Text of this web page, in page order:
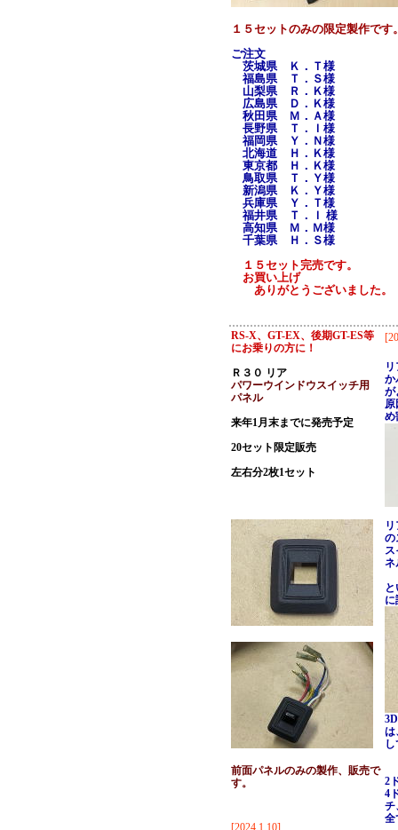
１５セットのみの限定製作です
ご注文
茨城県 Ｋ．Ｔ様
福島県 Ｔ．Ｓ様
山梨県 Ｒ．Ｋ様
広島県 Ｄ．Ｋ様
秋田県 Ｍ．Ａ様
長野県 Ｔ．Ｉ様
福岡県 Ｙ．Ｎ様
北海道 Ｈ．Ｋ様
東京都 Ｈ．Ｋ様
鳥取県 Ｔ．Ｙ様
新潟県 Ｋ．Ｙ様
兵庫県 Ｙ．Ｔ様
福井県 Ｔ．Ｉ 様
高知県 Ｍ．Ｍ様
千葉県 Ｈ．Ｓ様
１５セット完売です。
お買い上げ
ありがとうございました。
RS-X、GT-EX、後期GT-ES等
にお乗りの方に！
Ｒ３０ リア
パワーウインドウスイッチ用
パネル
来年1月末までに発売予定
20セット限定販売
左右分2枚1セット
前面パネルのみの製作、販売で
す。
[2024.1.10]
か
が
め
の
ネ
に
は
2
4
チ
全